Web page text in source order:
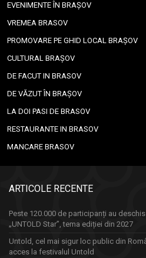
EVENIMENTE ÎN BRAȘOV
VREMEA BRASOV
PROMOVARE PE GHID LOCAL BRAȘOV
CULTURAL BRAȘOV
DE FACUT IN BRASOV
DE VĂZUT ÎN BRAȘOV
LA DOI PASI DE BRASOV
RESTAURANTE IN BRASOV
MANCARE BRASOV
ARTICOLE RECENTE
Peste 120.000 de participanți au
„UNTOLD Star”, tema ediției din 2027
Untold, cel mai sigur loc public din
acces la festivalul Untold